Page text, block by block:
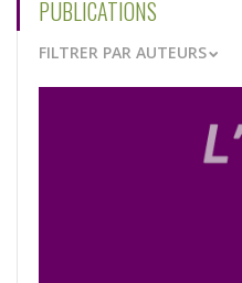
PUBLICATIONS
FILTRER PAR AUTEURS